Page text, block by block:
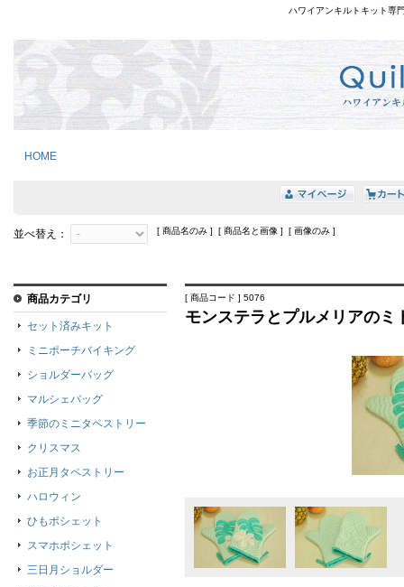
ハワイアンキルトキット専
HOME
並べ替え： [ 商品名のみ ] [ 商品名と画像 ] [ 画像のみ ]
[ 商品コード ] 5076
モンステラとプルメリアのミ
商品カテゴリ
セット済みキット
ミニポーチバイキング
ショルダーバッグ
マルシェバッグ
季節のミニタペストリー
クリスマス
お正月タペストリー
ハロウィン
ひもポシェット
スマホポシェット
三日月ショルダー